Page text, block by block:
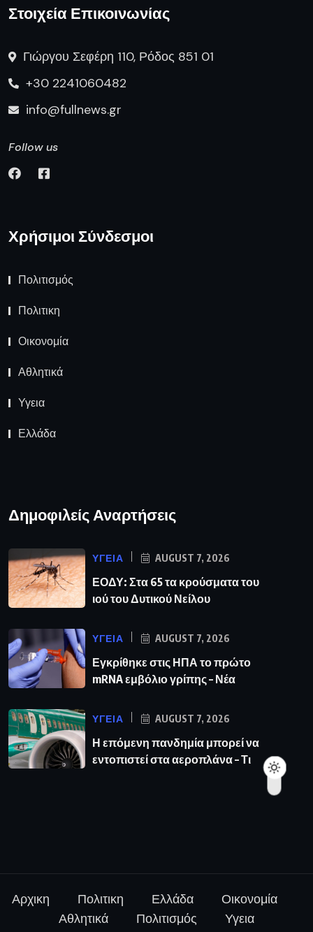
Στοιχεία Επικοινωνίας
Γιώργου Σεφέρη 110, Ρόδος 851 01
+30 2241060482
info@fullnews.gr
Follow us
Χρήσιμοι Σύνδεσμοι
Πολιτισμός
Πολιτικη
Οικονομία
Αθλητικά
Υγεια
Ελλάδα
Δημοφιλείς Αναρτήσεις
ΥΓΕΙΑ AUGUST 7, 2026
ΕΟΔΥ: Στα 65 τα κρούσματα του
ιού του Δυτικού Νείλου
ΥΓΕΙΑ AUGUST 7, 2026
Εγκρίθηκε στις ΗΠΑ το πρώτο
mRNA εμβόλιο γρίπης – Νέα
ΥΓΕΙΑ AUGUST 7, 2026
Η επόμενη πανδημία μπορεί να
εντοπιστεί στα αεροπλάνα – Τι
Αρχικη Πολιτικη Ελλάδα
Οικονομία
Αθλητικά
Πολιτισμός Υγεια